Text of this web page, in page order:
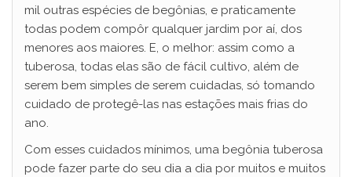
mil outras espécies de begônias, e praticamente
todas podem compôr qualquer jardim por aí, dos
menores aos maiores. E, o melhor: assim como a
tuberosa, todas elas são de fácil cultivo, além de
serem bem simples de serem cuidadas, só tomando
cuidado de protegê-las nas estações mais frias do
ano.
Com esses cuidados mínimos, uma begônia tuberosa
pode fazer parte do seu dia a dia por muitos e muitos